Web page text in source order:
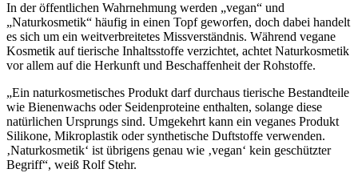
In der öffentlichen Wahrnehmung werden „vegan“ und
„Naturkosmetik“ häufig in einen Topf geworfen, doch dabei handelt
es sich um ein weitverbreitetes Missverständnis. Während vegane
Kosmetik auf tierische Inhaltsstoffe verzichtet, achtet Naturkosmetik
vor allem auf die Herkunft und Beschaffenheit der Rohstoffe.
„Ein naturkosmetisches Produkt darf durchaus tierische Bestandteile
wie Bienenwachs oder Seidenproteine enthalten, solange diese
natürlichen Ursprungs sind. Umgekehrt kann ein veganes Produkt
Silikone, Mikroplastik oder synthetische Duftstoffe verwenden.
‚Naturkosmetik‘ ist übrigens genau wie ‚vegan‘ kein geschützter
Begriff“, weiß Rolf Stehr.